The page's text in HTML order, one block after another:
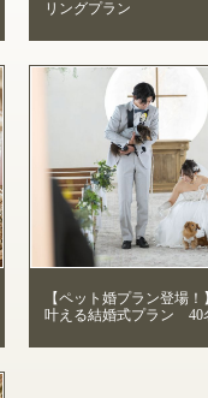
リングプラン
【ペット婚プラン登場
叶える結婚式プラン 40